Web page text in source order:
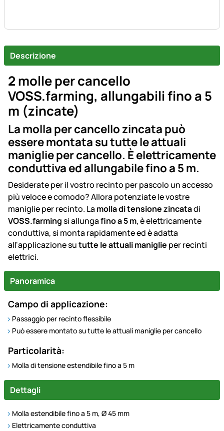
Descrizione
2 molle per cancello
VOSS.farming, allungabili fino a 5
m (zincate)
La molla per cancello zincata può
essere montata su tutte le attuali
maniglie per cancello. È elettricamente
conduttiva ed allungabile fino a 5 m.
Desiderate per il vostro recinto per pascolo un accesso
più veloce e comodo? Allora potenziate le vostre
maniglie per recinto. La molla di tensione zincatadi
VOSS.farmingsi allungafino a 5 m, è elettricamente
conduttiva, si monta rapidamente ed è adatta
all'applicazione sututte le attuali maniglie per recinti
elettrici.
Panoramica
Campo di applicazione:
Passaggio per recinto flessibile
Può essere montato su tutte le attuali maniglie per cancello
Particolarità:
Molla di tensione estendibile fino a 5 m
Dettagli
Molla estendibile fino a 5 m, Ø 45 mm
Elettricamente conduttiva